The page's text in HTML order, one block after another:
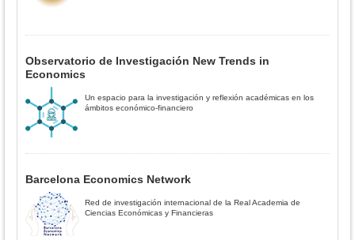
Observatorio de Investigación New Trends in
Economics
Un espacio para la investigación y reflexión académicas en los
ámbitos económico-financiero
Barcelona Economics Network
Red de investigación internacional de la Real Academia de
Ciencias Económicas y Financieras